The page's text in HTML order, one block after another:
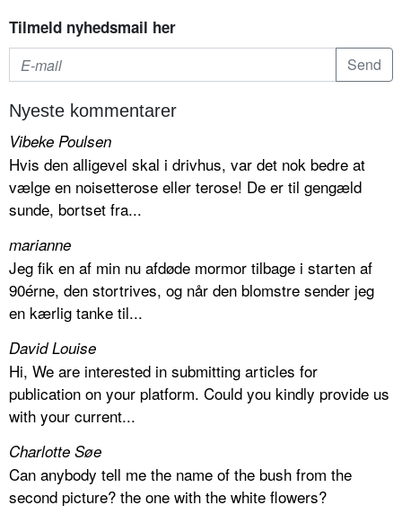
Tilmeld nyhedsmail her
Nyeste kommentarer
Vibeke Poulsen
Hvis den alligevel skal i drivhus, var det nok bedre at
vælge en noisetterose eller terose! De er til gengæld
sunde, bortset fra...
marianne
Jeg fik en af min nu afdøde mormor tilbage i starten af
90érne, den stortrives, og når den blomstre sender jeg
en kærlig tanke til...
David Louise
Hi, We are interested in submitting articles for
publication on your platform. Could you kindly provide us
with your current...
Charlotte Søe
Can anybody tell me the name of the bush from the
second picture? the one with the white flowers?